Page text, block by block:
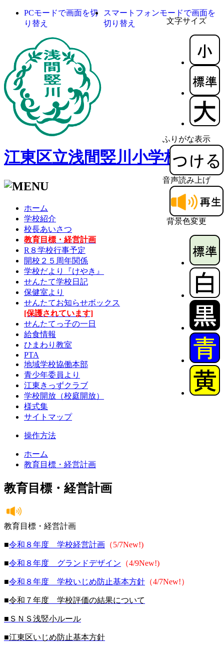
文字サイズ
ふりがな表示
音声読み上げ
背景色変更
PCモードで画面を切
り替え
スマートフォンモードで画面を
切り替え
江東区立浅間竪川小学校
ホーム
学校紹介
校長あいさつ
教育目標・経営計画
R８学校行事予定
開校２５周年関係
学校だより『けやき』
せんたて学校日記
保健室より
せんたてお知らせボックス
[保護されています]
せんたてっ子の一日
給食情報
ひまわり教室
PTA
地域学校協働本部
青少年委員より
江東きっずクラブ
学校開放（校庭開放）
様式集
サイトマップ
操作方法
ホーム
教育目標・経営計画
教育目標・経営計画
教育目標・経営計画
■令和８年度 学校経営計画 （5/7New!)
■令和８年度 グランドデザイン （4/9New!)
■令和８年度 学校いじめ防止基本方針 （4/7New!）
■令和７年度 学校評価の結果について
■ＳＮＳ浅竪小ルール
■江東区いじめ防止基本方針